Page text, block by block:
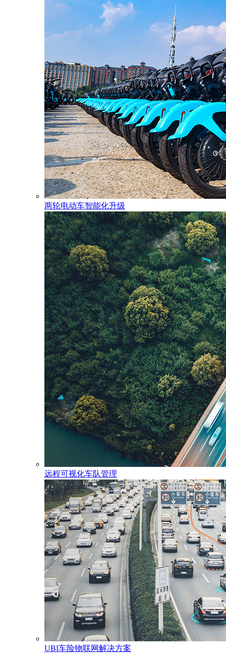
两轮电动车智能化升级
远程可视化车队管理
UBI车险物联网解决方案